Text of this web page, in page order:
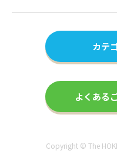
カテ
よくある
Copyright © The